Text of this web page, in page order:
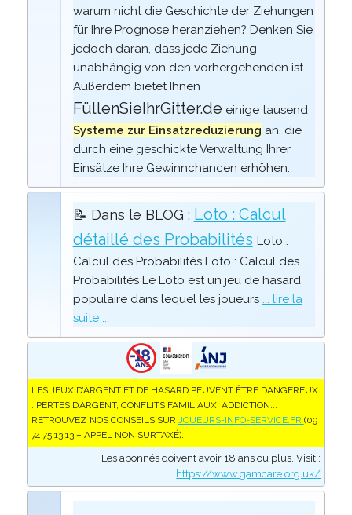
warum nicht die Geschichte der Ziehungen
für Ihre Prognose heranziehen? Denken Sie
jedoch daran, dass jede Ziehung
unabhängig von den vorhergehenden ist.
Außerdem bietet Ihnen
FüllenSieIhrGitter.de einige tausend
Systeme zur Einsatzreduzierung an, die
durch eine geschickte Verwaltung Ihrer
Einsätze Ihre Gewinnchancen erhöhen.
📝 Dans le BLOG : Loto : Calcul
détaillé des Probabilités Loto :
Calcul des Probabilités Loto : Calcul des
Probabilités Le Loto est un jeu de hasard
populaire dans lequel les joueurs ... lire la
suite ...
LES JEUX D’ARGENT ET DE HASARD PEUVENT ÊTRE DANGEREUX
: PERTES D’ARGENT, CONFLITS FAMILIAUX, ADDICTION...
RETROUVEZ NOS CONSEILS SUR JOUEURS-INFO-SERVICE.FR (09
74 75 13 13 – APPEL NON SURTAXÉ).
Les abonnés doivent avoir 18 ans ou plus. Visit :
https://www.gamcare.org.uk/